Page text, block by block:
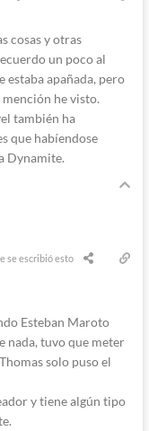
cosas y otras
un poco al
estaba apañada, pero
mención he visto.
también ha
que habíendose
Dynamite.
se escribió esto
Esteban Maroto
nada, tuvo que meter
solo puso el
y tiene algún tipo